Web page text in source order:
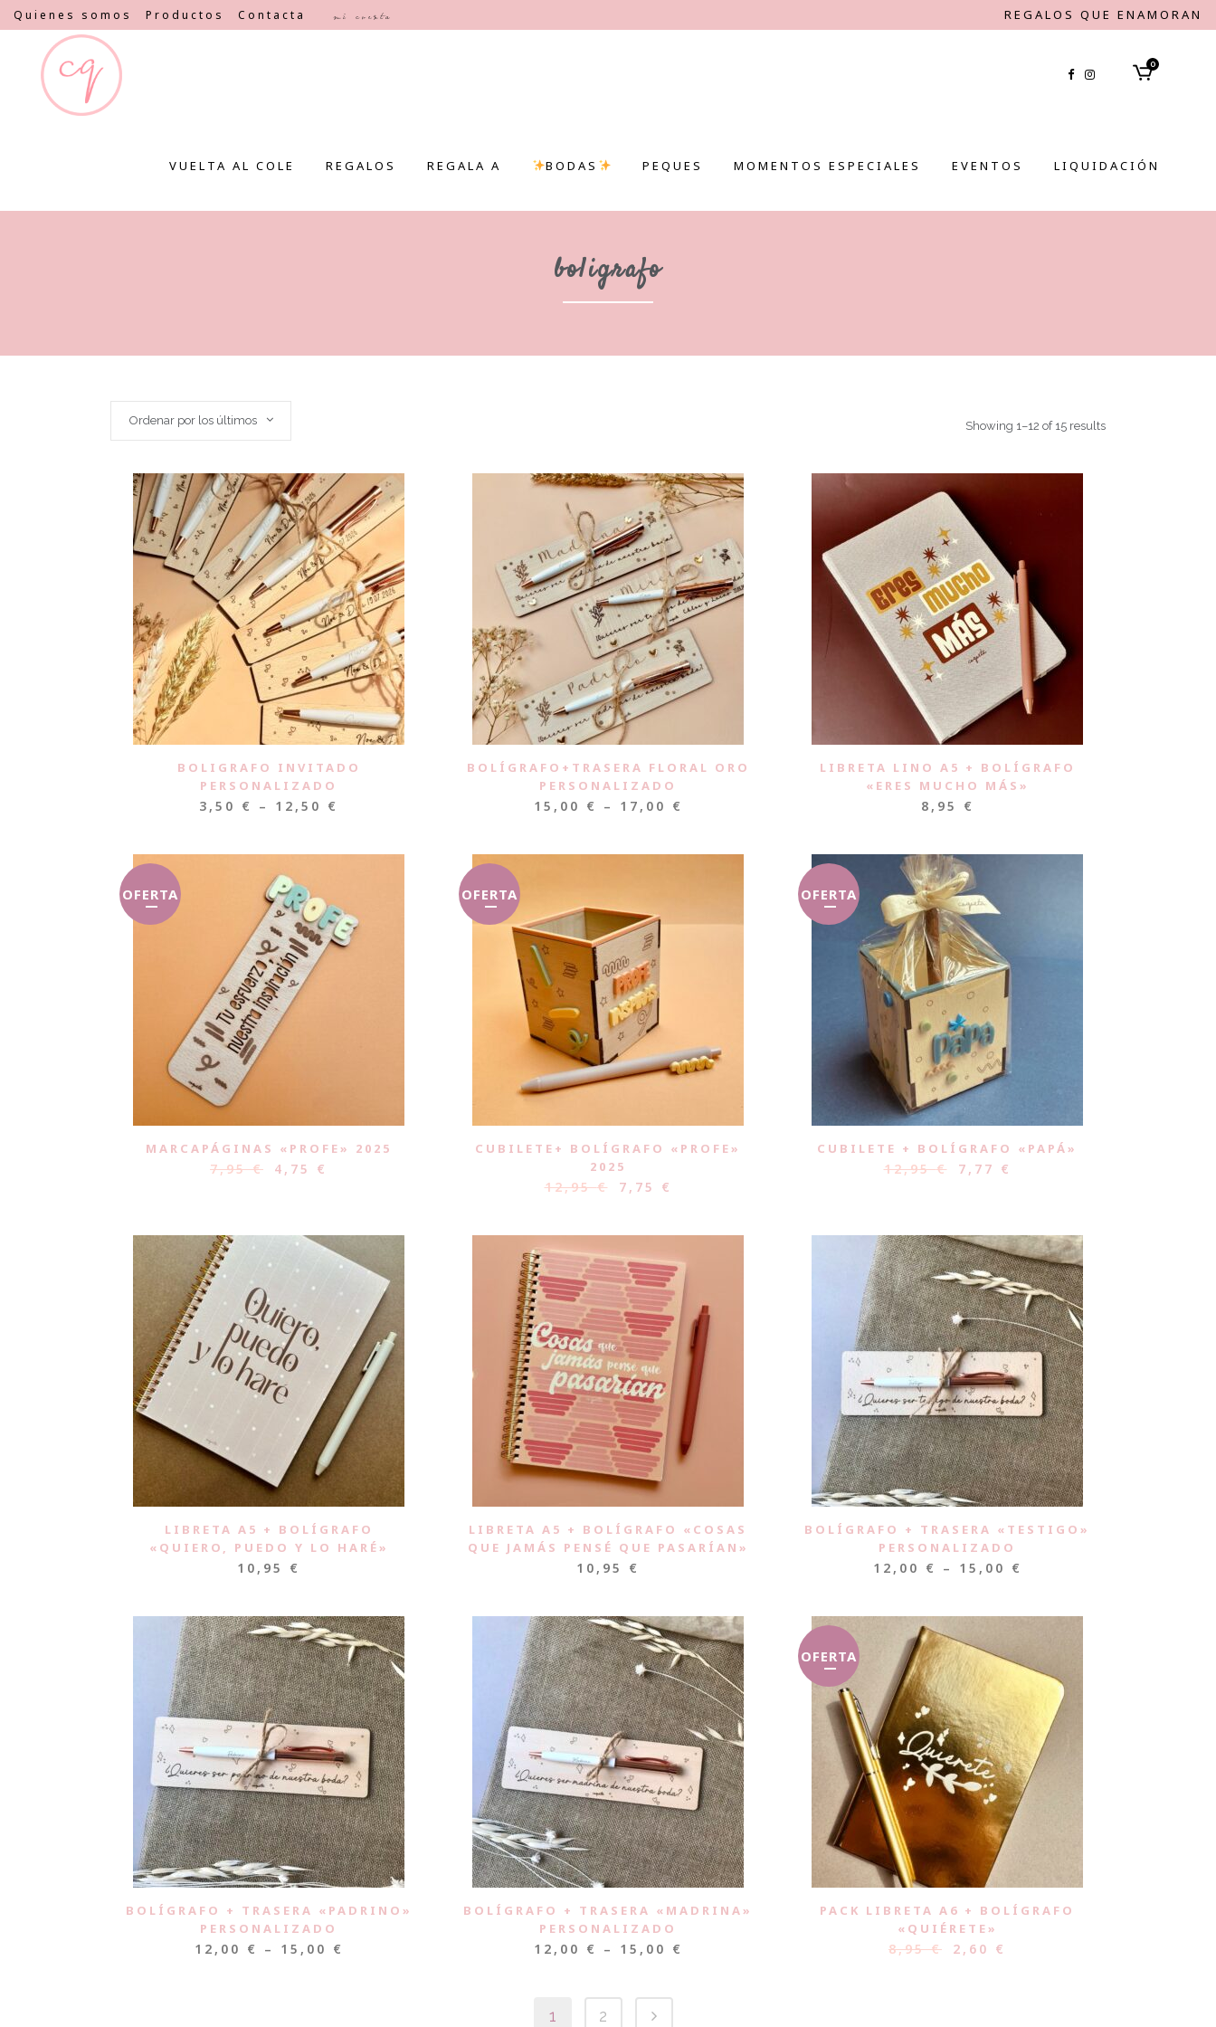
Quienes somos Productos Contacta Mi cuenta REGALOS QUE ENAMORAN
0
VUELTA AL COLE REGALOS REGALA A BODAS PEQUES MOMENTOS ESPECIALES EVENTOS LIQUIDACIÓN
boligrafo
Showing 1–12 of 15 results
Ordenar por los últimos
BOLIGRAFO INVITADO
PERSONALIZADO
3,50 € – 12,50 €
BOLÍGRAFO+TRASERA FLORAL ORO
PERSONALIZADO
15,00 € – 17,00 €
LIBRETA LINO A5 + BOLÍGRAFO
«ERES MUCHO MÁS»
8,95 €
OFERTA
MARCAPÁGINAS «PROFE» 2025
7,95€ 4,75 €
OFERTA
CUBILETE+ BOLÍGRAFO «PROFE»
2025
12,95€ 7,75 €
OFERTA
CUBILETE + BOLÍGRAFO «PAPÁ»
12,95€ 7,77 €
LIBRETA A5 + BOLÍGRAFO
«QUIERO, PUEDO Y LO HARÉ»
10,95 €
LIBRETA A5 + BOLÍGRAFO «COSAS
QUE JAMÁS PENSÉ QUE PASARÍAN»
10,95 €
BOLÍGRAFO + TRASERA «TESTIGO»
PERSONALIZADO
12,00 € – 15,00 €
BOLÍGRAFO + TRASERA «PADRINO»
PERSONALIZADO
12,00 € – 15,00 €
BOLÍGRAFO + TRASERA «MADRINA»
PERSONALIZADO
12,00 € – 15,00 €
OFERTA
PACK LIBRETA A6 + BOLÍGRAFO
«QUIÉRETE»
8,95€ 2,60 €
1 2